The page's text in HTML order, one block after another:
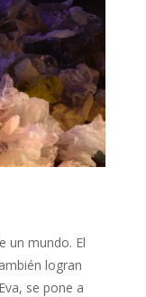
un mundo. El
logran
se pone a